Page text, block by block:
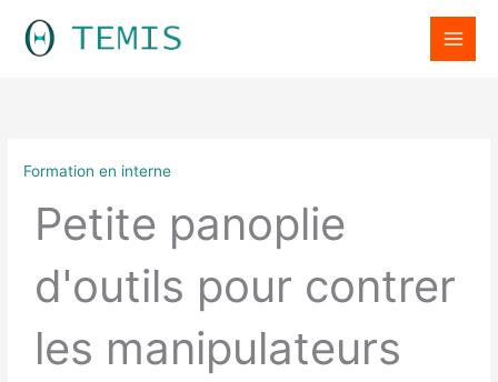
Formation en interne
Petite panoplie
d'outils pour contrer
les manipulateurs